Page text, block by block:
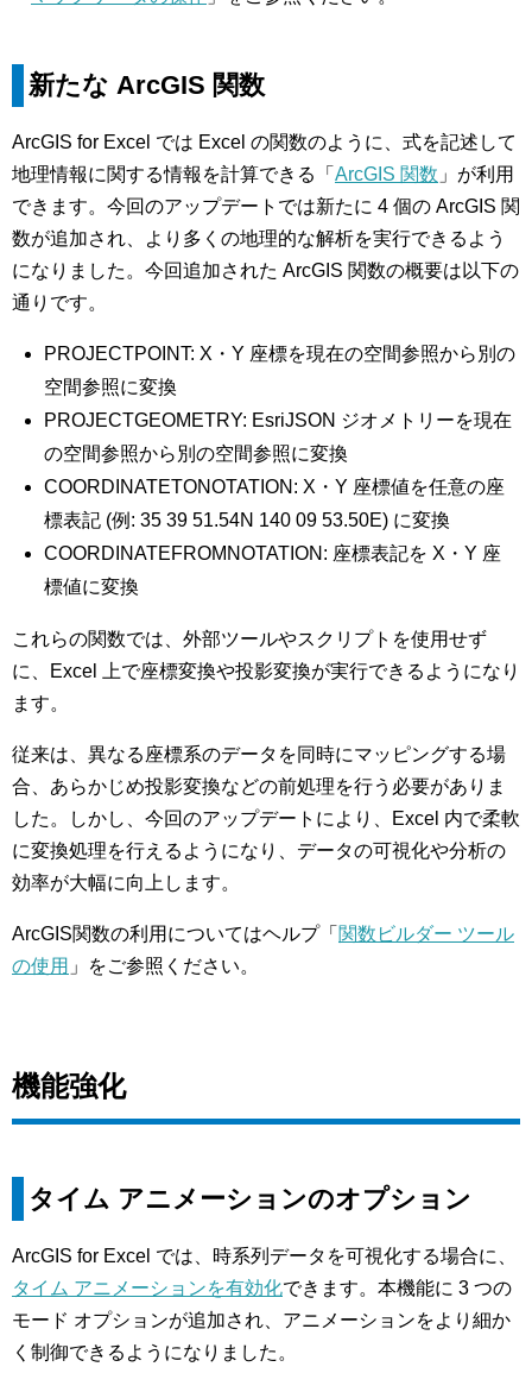
新たな ArcGIS 関数
ArcGIS for Excel では Excel の関数のように、式を記述して
地理情報に関する情報を計算できる「 ArcGIS 関数 」が利用
できます。今回のアップデートでは新たに 4 個の ArcGIS 関
数が追加され、より多くの地理的な解析を実行できるよう
になりました。今回追加された ArcGIS 関数の概要は以下の
通りです。
PROJECTPOINT: X・Y 座標を現在の空間参照から別の
空間参照に変換
PROJECTGEOMETRY: EsriJSON ジオメトリーを現在
の空間参照から別の空間参照に変換
COORDINATETONOTATION: X・Y 座標値を任意の座
標表記 (例: 35 39 51.54N 140 09 53.50E) に変換
COORDINATEFROMNOTATION: 座標表記を X・Y 座
標値に変換
これらの関数では、外部ツールやスクリプトを使用せず
に、Excel 上で座標変換や投影変換が実行できるようになり
ます。
従来は、異なる座標系のデータを同時にマッピングする場
合、あらかじめ投影変換などの前処理を行う必要がありま
した。しかし、今回のアップデートにより、Excel 内で柔軟
に変換処理を行えるようになり、データの可視化や分析の
効率が大幅に向上します。
ArcGIS関数の利用についてはヘルプ「 関数ビルダー ツール
の使用 」をご参照ください。
機能強化
タイム アニメーションのオプション
ArcGIS for Excel では、時系列データを可視化する場合に、
タイム アニメーションを有効化できます。本機能に 3 つの
モード オプションが追加され、アニメーションをより細か
く制御できるようになりました。